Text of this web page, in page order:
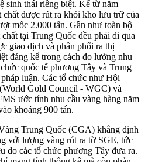
sinh thái riêng biệt. Kể từ năm
chất được rút ra khỏi kho lưu trữ của
mốc 2.000 tấn. Gần như toàn bộ
tại Trung Quốc đều phải đi qua
giao dịch và phân phối ra thị
đáng kể trong cách đo lường nhu
quốc tế phương Tây và Trung
luận. Các tổ chức như Hội
Gold Council - WGC) và
ước tính nhu cầu vàng hàng năm
khoảng 900 tấn.
Trung Quốc (CGA) khẳng định
với lượng vàng rút ra từ SGE, tức
do các tổ chức phương Tây đưa ra.